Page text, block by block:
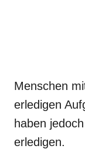
Menschen
erledigen
haben
erledigen.